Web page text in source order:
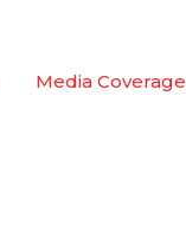
Media Coverage